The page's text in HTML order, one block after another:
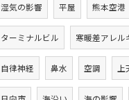
湿気の影響 平屋 熊本空港
ターミナルビル 寒暖差アレル
自律神経 鼻水 空調